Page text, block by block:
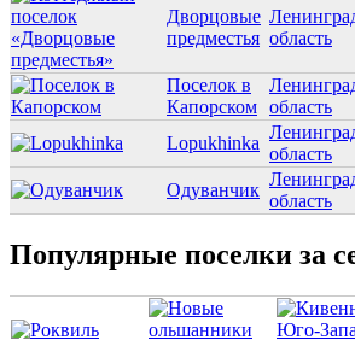
Дворцовые
предместья область
Поселок в
Капорском область
Lopukhinka
область
Одуванчик
область
Популярные поселки за